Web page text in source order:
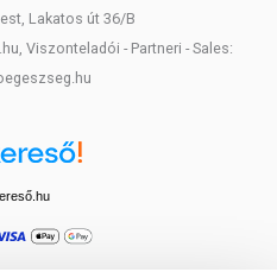
Lakatos út 36/B
Viszonteladói - Partneri - Sales: